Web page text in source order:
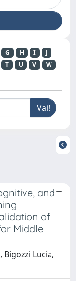
G H I
J
T U V
W
and
of
Middle
Bigozzi Lucia,